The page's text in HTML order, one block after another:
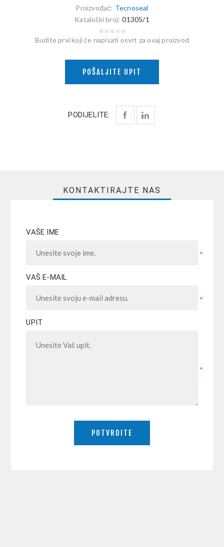
Proizvođač: Tecnoseal
Kataloški broj: 01305/1
Budite prvi koji će napisati osvrt za ovaj proizvod
POŠALJITE UPIT
PODIJELITE:
KONTAKTIRAJTE NAS
VAŠE IME
*
VAŠ E-MAIL
*
UPIT
*